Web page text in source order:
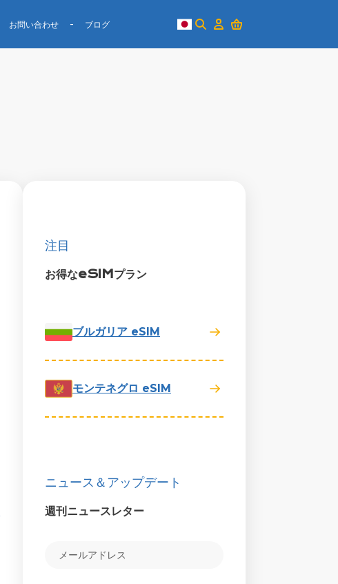
お問い合わせ ブログ
注目
お得なeSIMプラン
ブルガリア eSIM
モンテネグロ eSIM
ニュース＆アップデート
週刊ニュースレター